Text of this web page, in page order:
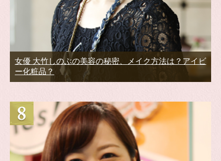
女優 大竹しのぶの美容の秘密、メイク方法は？アイビ
ー化粧品？